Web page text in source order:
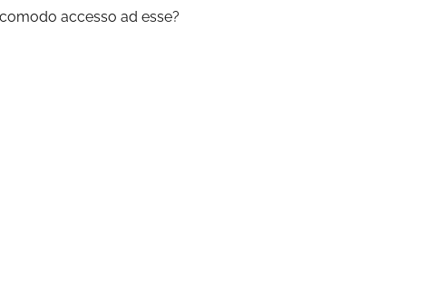
accesso ad esse?